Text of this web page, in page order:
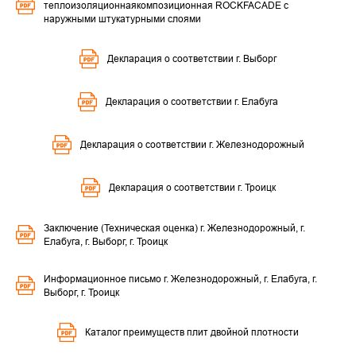
теплоизоляционнаякомпозиционная ROCKFACADE с
наружными штукатурными слоями
Декларация о соответствии г. Выборг
Декларация о соответствии г. Елабуга
Декларация о соответствии г. Железнодорожный
Декларация о соответствии г. Троицк
Заключение (Техническая оценка) г. Железнодорожный, г.
Елабуга, г. Выборг, г. Троицк
Информационное письмо г. Железнодорожный, г. Елабуга, г.
Выборг, г. Троицк
Каталог преимуществ плит двойной плотности